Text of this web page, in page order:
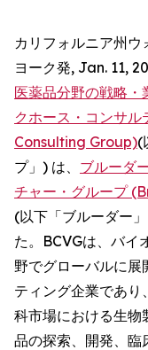
カリフォルニア州
ヨーク発, Jan. 11,
医薬品分野の戦略・
クホース・コンサ
Consulting Group)(
プ」) は、 ブルーダ
チャー・グループ
(以下「ブルーダー
た。BCVGは、バイ
野でグローバルに展
ティング企業であ
科市場における生物
品の探索、開発、臨